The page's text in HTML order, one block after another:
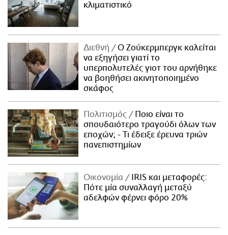
κλιματιστικό
Διεθνή
Ο Ζούκερμπεργκ καλείται
να εξηγήσει γιατί το
υπερπολυτελές γιοτ του αρνήθηκε
να βοηθήσει ακινητοποιημένο
σκάφος
Πολιτισμός
Ποιο είναι το
σπουδαιότερο τραγούδι όλων των
εποχών; - Τι έδειξε έρευνα τριών
πανεπιστημίων
Οικονομία
IRIS και μεταφορές:
Πότε μία συναλλαγή μεταξύ
αδελφών φέρνει φόρο 20%